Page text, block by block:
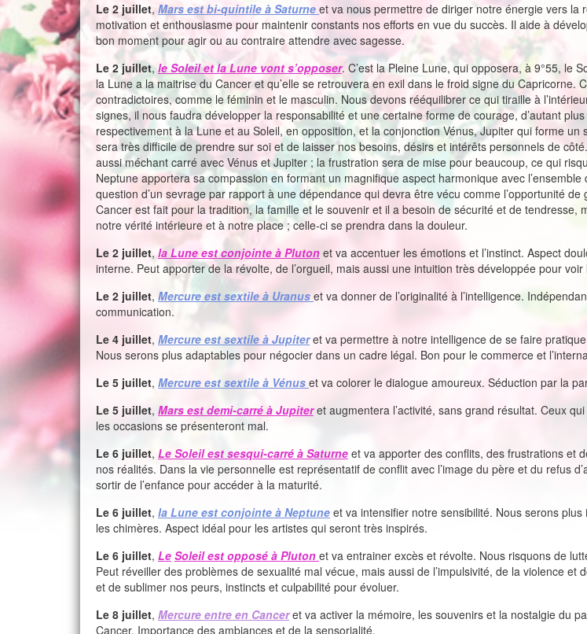
Le 2 juillet, Mars est bi-quintile à Saturne et va nous permettre de diriger notre énergie vers
motivation et enthousiasme pour maintenir constants nos efforts en vue du succès. Il aide à
bon moment pour agir ou au contraire attendre avec sagesse.
Le 2 juillet,le Soleil et la Lune vont s’opposer. C’est la Pleine Lune, qui opposera, à 9°55, le
la Lune a la maitrise du Cancer et qu’elle se retrouvera en exil dans le froid signe du Capricorne.
contradictoires, comme le féminin et le masculin. Nous devons rééquilibrer ce qui tiraille à
signes, il nous faudra développer la responsabilité et une certaine forme de courage, d’autant
respectivement à la Lune et au Soleil, en opposition, et la conjonction Vénus, Jupiter qui forme
sera très difficile de prendre sur soi et de laisser nos besoins, désirs et intérêts personnels de
aussi méchant carré avec Vénus et Jupiter ; la frustration sera de mise pour beaucoup, ce qui
Neptune apportera sa compassion en formant un magnifique aspect harmonique avec
question d’un sevrage par rapport à une dépendance qui devra être vécu comme l’opportunité
Cancer est fait pour la tradition, la famille et le souvenir et il a besoin de sécurité et de tendresse,
notre vérité intérieure et à notre place ; celle-ci se prendra dans la douleur.
Le 2 juillet, la Lune est conjointe à Pluton et va accentuer les émotions et l’instinct. Aspect
interne. Peut apporter de la révolte, de l’orgueil, mais aussi une intuition très développée pour voir
Le 2 juillet, Mercure est sextile à Uranus et va donner de l’originalité à l’intelligence.
communication.
Le 4 juillet, Mercure est sextile à Jupiteret va permettre à notre intelligence de se faire
Nous serons plus adaptables pour négocier dans un cadre légal. Bon pour le commerce et
Le 5 juillet, Mercure est sextile à Vénus et va colorer le dialogue amoureux. Séduction par la
Le 5 juillet, Mars est demi-carré à Jupiteret augmentera l’activité, sans grand résultat. Ceux
les occasions se présenteront mal.
Le 6 juillet, Le Soleil est sesqui-carré à Saturne et va apporter des conflits, des frustrations et
nos réalités. Dans la vie personnelle est représentatif de conflit avec l’image du père et du refus
sortir de l’enfance pour accéder à la maturité.
Le 6 juillet, la Lune est conjointe à Neptune et va intensifier notre sensibilité. Nous serons
les chimères. Aspect idéal pour les artistes qui seront très inspirés.
Le 6 juillet, Le Soleil est opposé à Pluton et va entrainer excès et révolte. Nous risquons de
Peut réveiller des problèmes de sexualité mal vécue, mais aussi de l’impulsivité, de la violence et
et de sublimer nos peurs, instincts et culpabilité pour évoluer.
Le 8 juillet, Mercure entre en Canceret va activer la mémoire, les souvenirs et la nostalgie du
Cancer. Importance des ambiances et de la sensorialité.